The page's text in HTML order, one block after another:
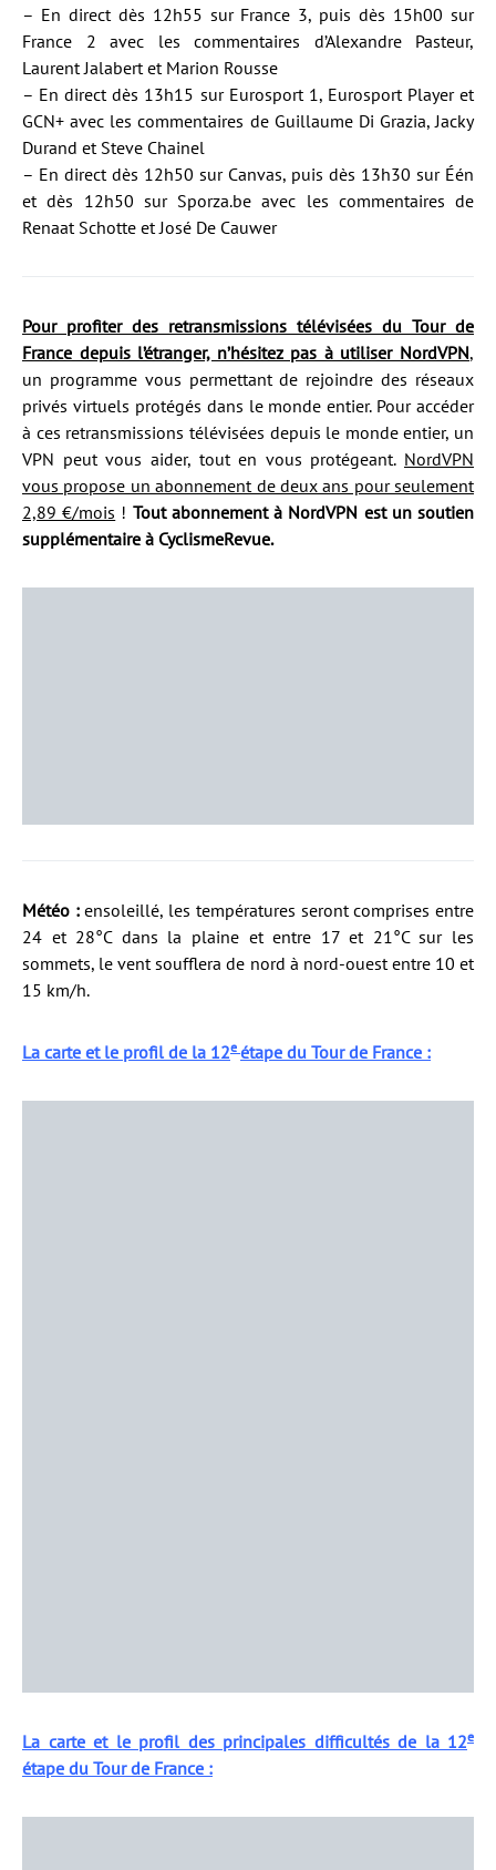
– En direct dès 12h55 sur France 3, puis dès 15h00 sur
France 2 avec les commentaires d’Alexandre Pasteur,
Laurent Jalabert et Marion Rousse
– En direct dès 13h15 sur Eurosport 1, Eurosport Player et
GCN+ avec les commentaires de Guillaume Di Grazia, Jacky
Durand et Steve Chainel
– En direct dès 12h50 sur Canvas, puis dès 13h30 sur Één
et dès 12h50 sur Sporza.be avec les commentaires de
Renaat Schotte et José De Cauwer
Pour profiter des retransmissions télévisées du Tour de
France depuis l’étranger, n’hésitez pas à utiliser NordVPN,
un programme vous permettant de rejoindre des réseaux
privés virtuels protégés dans le monde entier. Pour accéder
à ces retransmissions télévisées depuis le monde entier, un
VPN peut vous aider, tout en vous protégeant. NordVPN
vous propose un abonnement de deux ans pour seulement
2,89 €/mois ! Tout abonnement à NordVPN est un soutien
supplémentaire à CyclismeRevue.
Météo :ensoleillé, les températures seront comprises entre
24 et 28°C dans la plaine et entre 17 et 21°C sur les
sommets, le vent soufflera de nord à nord-ouest entre 10 et
15 km/h.
La carte et le profil de la 12e étape du Tour de France :
La carte et le profil des principales difficultés de la 12e
étape du Tour de France :